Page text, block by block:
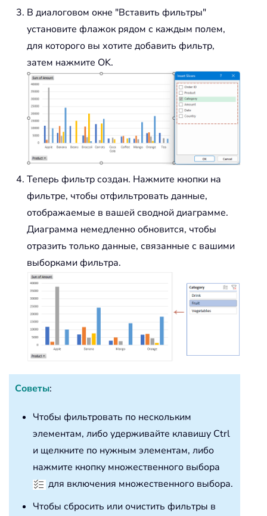
В диалоговом окне "Вставить фильтры"
установите флажок рядом с каждым полем,
для которого вы хотите добавить фильтр,
затем нажмите OK.
Теперь фильтр создан. Нажмите кнопки на
фильтре, чтобы отфильтровать данные,
отображаемые в вашей сводной диаграмме.
Диаграмма немедленно обновится, чтобы
отразить только данные, связанные с вашими
выборками фильтра.
Советы:
Чтобы фильтровать по нескольким
элементам, либо удерживайте клавишу Ctrl
и щелкните по нужным элементам, либо
нажмите кнопку множественного выбора
для включения множественного выбора.
Чтобы сбросить или очистить фильтры в